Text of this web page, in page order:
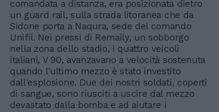
comandata a distanza, era posizionata dietro
un guard rail, sulla strada litoranea che da
Sidone porta a Naqura, sede del comando
Unifil. Nei pressi di Remaily, un sobborgo
nella zona dello stadio, i quattro veicoli
italiani, V 90, avanzavano a velocità sostenuta
quando l'ultimo mezzo è stato investito
dall'esplosione. Due dei nostri soldati, coperti
di sangue, sono riusciti a uscire dal mezzo
devastato dalla bomba e ad aiutare i